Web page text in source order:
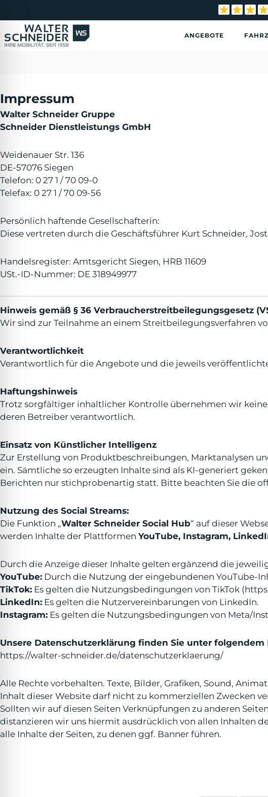
e
n
t
ANGEBOTE
Impressum
Walter Schneider Gruppe
Schneider Dienstleistungs GmbH
Weidenauer Str. 136
DE-57076 Siegen
Telefon: 0 27 1 / 70 09-0
Telefax: 0 27 1 / 70 09-56
Persönlich haftende Gesellschafterin:
Diese vertreten durch die Geschäftsführer Kurt Schneider,
Handelsregister: Amtsgericht Siegen, HRB 11609
USt.-ID-Nummer: DE 318949977
Hinweis gemäß § 36 Verbraucherstreitbeilegungsgesetz
Wir sind zur Teilnahme an einem Streitbeilegungsverfahren
Verantwortlichkeit
Verantwortlich für die Angebote und die jeweils
Haftungshinweis
Trotz sorgfältiger inhaltlicher Kontrolle übernehmen wir
deren Betreiber verantwortlich.
Einsatz von Künstlicher Intelligenz
Zur Erstellung von Produktbeschreibungen, Marktanalysen
ein. Sämtliche so erzeugten Inhalte sind als KI-generiert
Berichten nur stichprobenartig statt. Bitte beachten Sie die
Nutzung des Social Streams:
Die Funktion „Walter Schneider Social Hub“ auf dieser
werden Inhalte der Plattformen YouTube, Instagram,
Durch die Anzeige dieser Inhalte gelten ergänzend die
YouTube: Durch die Nutzung der eingebundenen YouTube-
TikTok: Es gelten die Nutzungsbedingungen von TikTok (
LinkedIn: Es gelten die Nutzervereinbarungen von LinkedIn.
Instagram: Es gelten die Nutzungsbedingungen von Meta/
Unsere Datenschutzerklärung finden Sie unter folgendem
https://walter-schneider.de/datenschutzerklaerung/
Alle Rechte vorbehalten. Texte, Bilder, Grafiken, Sound,
Inhalt dieser Website darf nicht zu kommerziellen Zwecken
Sollten wir auf diesen Seiten Verknüpfungen zu anderen
distanzieren wir uns hiermit ausdrücklich von allen Inhalten
alle Inhalte der Seiten, zu denen ggf. Banner führen.
Modus
Profil
freundlicher Modus
Modus